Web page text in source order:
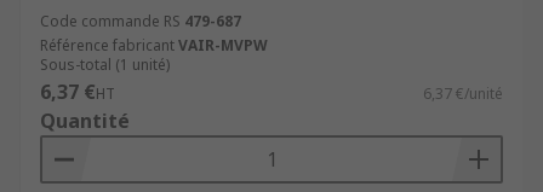
Code commande RS 479-687
Référence fabricantVAIR-MVPW
Sous-total (1 unité)
6,37 €HT 6,37 €/unité
Quantité